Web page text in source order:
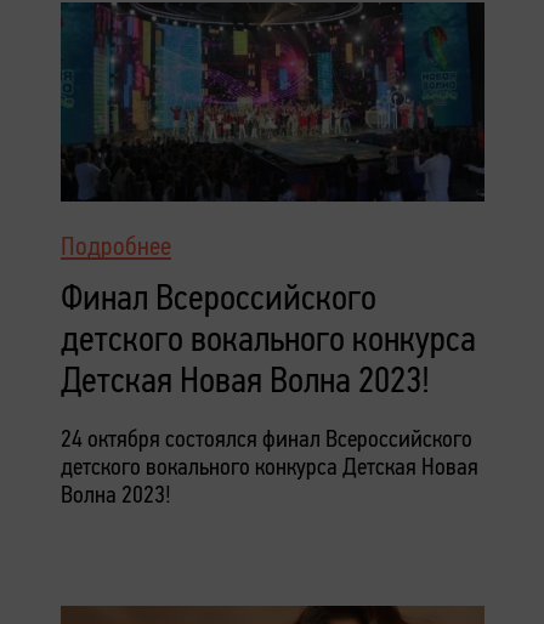
Подробнее
Финал Всероссийского
детского вокального конкурса
Детская Новая Волна 2023!
24 октября состоялся финал Всероссийского
детского вокального конкурса Детская Новая
Волна 2023!